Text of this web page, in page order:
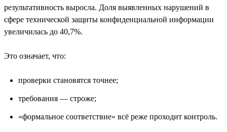
результативность выросла. Доля выявленных нарушений в
сфере технической защиты конфиденциальной информации
увеличилась до 40,7%.
Это означает, что:
проверки становятся точнее;
требования — строже;
«формальное соответствие» всё реже проходит контроль.